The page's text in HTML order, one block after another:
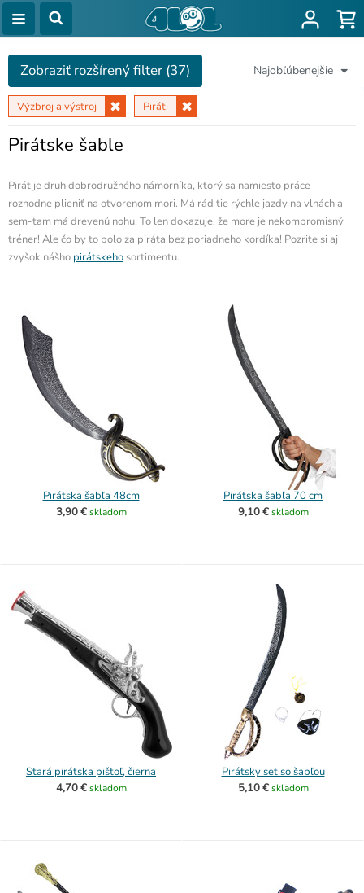
Najobľúbenejšie
Zobraziť rozšírený filter (37)
Výzbroj a výstroj Piráti
Pirátske šable
Pirát je druh dobrodružného námorníka, ktorý sa namiesto práce
rozhodne plieniť na otvorenom mori. Má rád tie rýchle jazdy na vlnách a
sem-tam má drevenú nohu. To len dokazuje, že more je nekompromisný
tréner! Ale čo by to bolo za piráta bez poriadneho kordíka! Pozrite si aj
zvyšok nášho pirátskeho sortimentu.
Pirátska šabľa 48cm
3,90 € skladom
Pirátska šabľa 70 cm
9,10 € skladom
Stará pirátska pištoľ, čierna
4,70 € skladom
Pirátsky set so šabľou
5,10 € skladom